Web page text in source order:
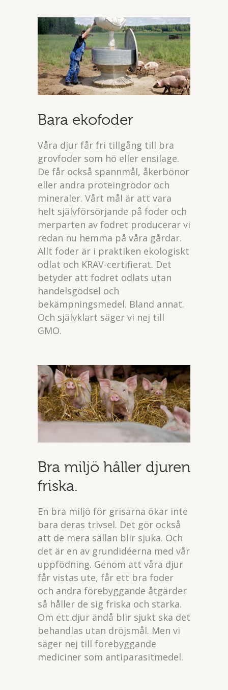
Bara ekofoder
Våra djur får fri tillgång till bra
grovfoder som hö eller ensilage.
De får också spannmål, åkerbönor
eller andra proteingrödor och
mineraler. Vårt mål är att vara
helt självförsörjande på foder och
merparten av fodret producerar vi
redan nu hemma på våra gårdar.
Allt foder är i praktiken ekologiskt
odlat och KRAV-certifierat. Det
betyder att fodret odlats utan
handelsgödsel och
bekämpningsmedel. Bland annat.
Och självklart säger vi nej till
GMO.
Bra miljö håller djuren
friska.
En bra miljö för grisarna ökar inte
bara deras trivsel. Det gör också
att de mera sällan blir sjuka. Och
det är en av grundidéerna med vår
uppfödning. Genom att våra djur
får vistas ute, får ett bra foder
och andra förebyggande åtgärder
så håller de sig friska och starka.
Om ett djur ändå blir sjukt ska det
behandlas utan dröjsmål. Men vi
säger nej till förebyggande
mediciner som antiparasitmedel.